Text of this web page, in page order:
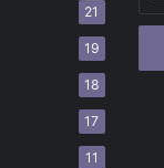
21
19
18
17
11